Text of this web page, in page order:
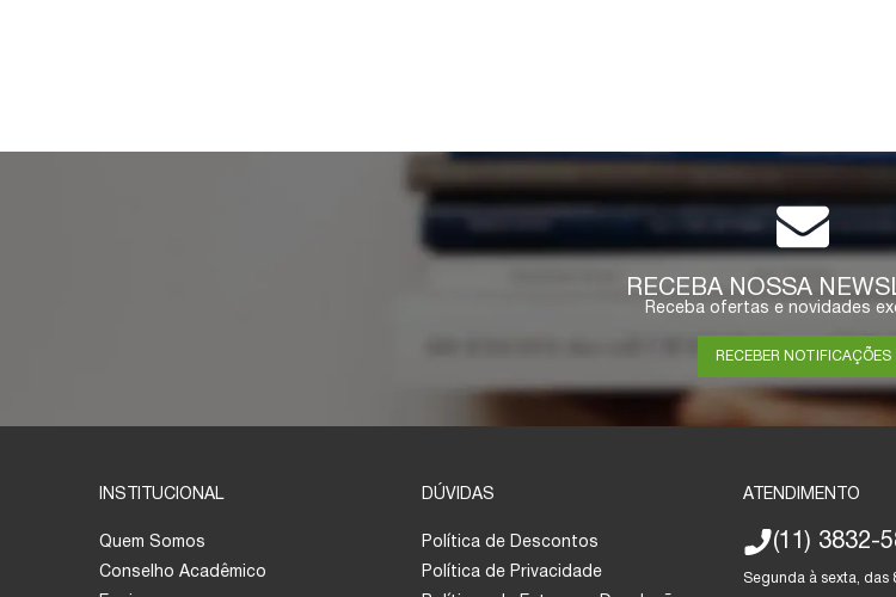
RECEBA NOSSA
Receba ofertas e novidades
RECEBER NOTIFICAÇÕES
INSTITUCIONAL
Quem Somos
Conselho Acadêmico
DÚVIDAS
Política de Descontos
Política de Privacidade
ATENDIMENTO
(11) 3832-
Segunda à sexta, das